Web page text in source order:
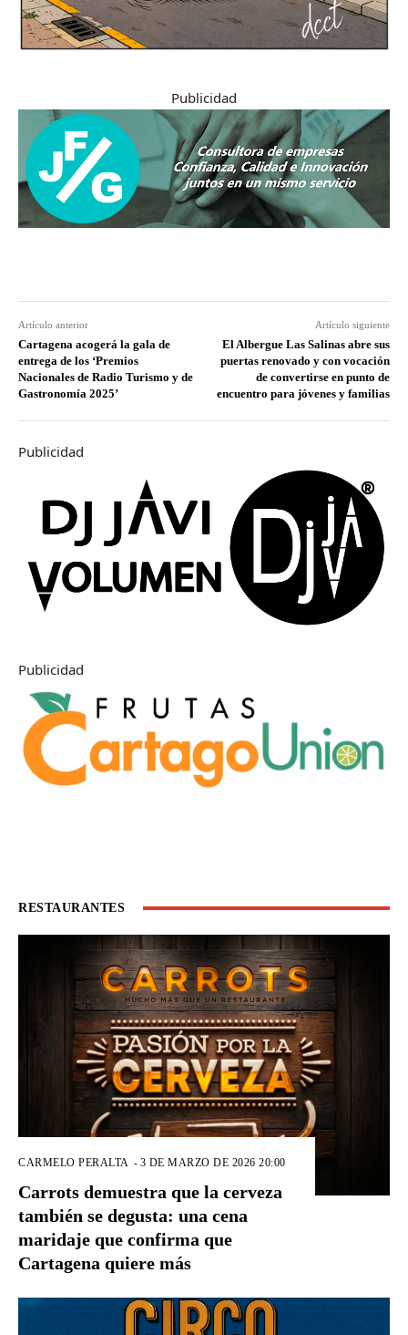
Publicidad
Artículo anterior
Cartagena acogerá la gala de
entrega de los ‘Premios
Nacionales de Radio Turismo y de
Gastronomía 2025’
Artículo siguiente
El Albergue Las Salinas abre sus
puertas renovado y con vocación
de convertirse en punto de
encuentro para jóvenes y familias
Publicidad
Publicidad
RESTAURANTES
CARMELO PERALTA - 3 DE MARZO DE 2026 20:00
Carrots demuestra que la cerveza
también se degusta: una cena
maridaje que confirma que
Cartagena quiere más